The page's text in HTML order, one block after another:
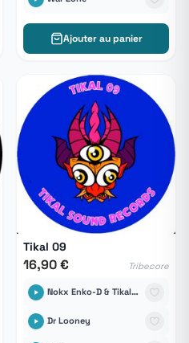
Ajouter au panier
Tikal 09
16,90 € Tribecore
Nokx Enko-D & Tikal Sound Records
Dr Looney